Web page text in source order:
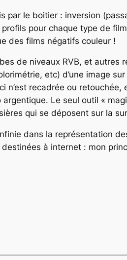
par le boitier : inversion
pour chaque type de
des films négatifs couleur !
de niveaux RVB, et autres
etc) d’une image sur
n’est recadrée ou retouchée,
Le seul outil «
qui se déposent sur la
dans la représentation
à internet : mon